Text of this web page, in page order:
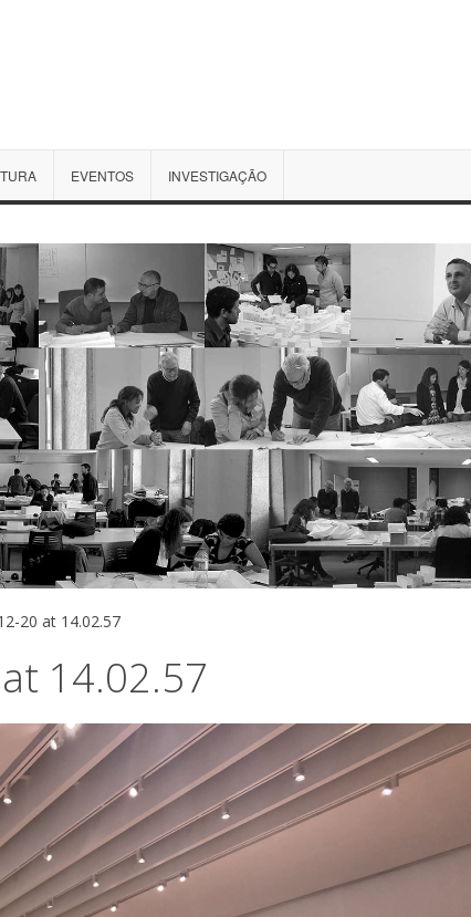
EVENTOS INVESTIGAÇÃO
20 at 14.02.57
14.02.57